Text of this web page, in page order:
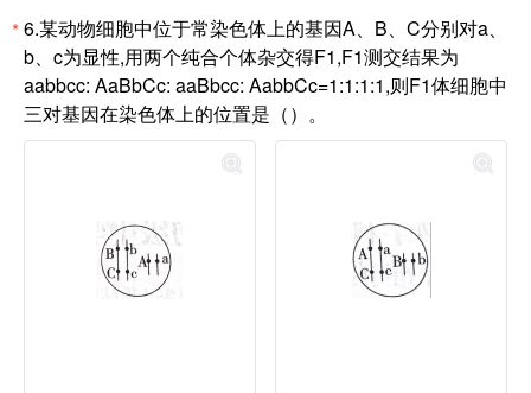
*6.某动物细胞中位于常染色体上的基因A、B、C分别对a、
b、c为显性,用两个纯合个体杂交得F1,F1测交结果为
aabbcc: AaBbCc: aaBbcc: AabbCc=1:1:1:1,则F1体细胞中
三对基因在染色体上的位置是（）。